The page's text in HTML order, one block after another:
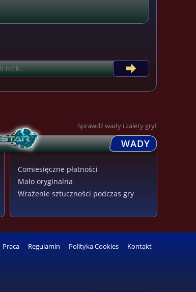
Sprawdź wady i zalety gry!
WADY
Comiesięczne płatności
Mało oryginalna
Wrażenie sztuczności podczas gry
Praca Regulamin Polityka Cookies Kontakt